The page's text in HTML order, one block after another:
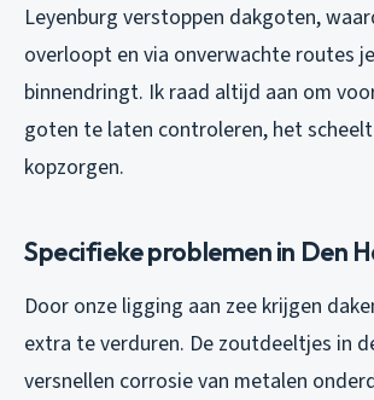
Leyenburg verstoppen dakgoten,
overloopt en via onverwachte routes
binnendringt. Ik raad altijd aan om
goten te laten controleren, het
kopzorgen.
Specifieke problemen in Den
Door onze ligging aan zee krijgen
extra te verduren. De zoutdeeltjes in
versnellen corrosie van metalen